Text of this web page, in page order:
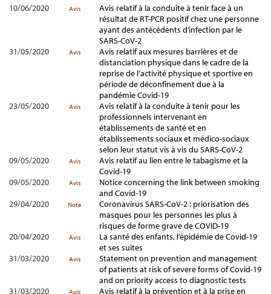
10/06/2020
Avis
Avis relatif à la conduite à tenir face à un
résultat de RT-PCR positif chez une personne
ayant des antécédents d’infection par le
SARS-CoV-2
31/05/2020
Avis
Avis relatif aux mesures barrières et de
distanciation physique dans le cadre de la
reprise de l’activité physique et sportive en
période de déconfinement due à la
pandémie Covid-19
23/05/2020
Avis
Avis relatif à la conduite à tenir pour les
professionnels intervenant en
établissements de santé et en
établissements sociaux et médico-sociaux
selon leur statut vis à vis du SARS-CoV-2
09/05/2020
Avis
Avis relatif au lien entre le tabagisme et la
Covid-19
09/05/2020
Avis
Notice concerning the link between smoking
and Covid-19
29/04/2020
Note
Coronavirus SARS-CoV-2 : priorisation des
masques pour les personnes les plus à
risques de forme grave de COVID-19
20/04/2020
Avis
La santé des enfants, l’épidémie de Covid-19
et ses suites
31/03/2020
Avis
Statement on prevention and management
of patients at risk of severe forms of Covid-19
and on priority access to diagnostic tests
31/03/2020
Avis Avis relatif à la prévention et à la prise en